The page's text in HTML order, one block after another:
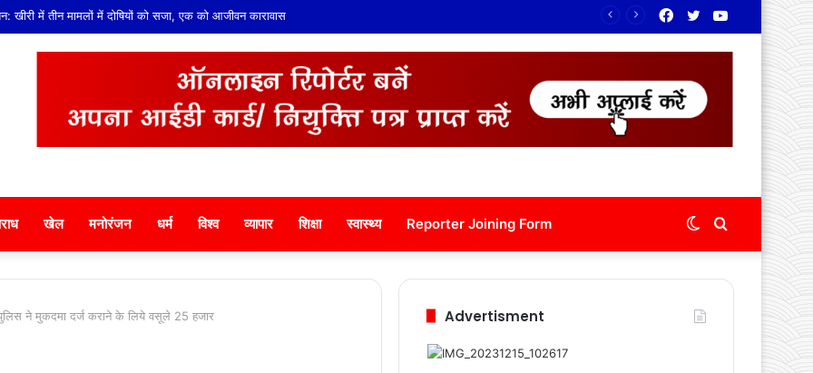
सारथी योजना के तहत बच्चों को नैतिक शिक्षा व पर्यावरण संरक्षण का दिया संदेश YouTube
Twitter
Facebook
खेल मनोरंजन धर्म विश्व व्यापार शिक्षा स्वास्थ्य Reporter Joining Form Switch
skin
ने मुकदमा दर्ज कराने के लिये वसूले 25 हजार Advertisment